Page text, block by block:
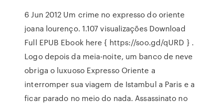
6 Jun 2012 Um crime no expresso do oriente
joana lourenço. 1.107 visualizações Download
Full EPUB Ebook here { https://soo.gd/qURD } .
Logo depois da meia-noite, um banco de neve
obriga o luxuoso Expresso Oriente a
interromper sua viagem de Istambul a Paris e a
ficar parado no meio do nada. Assassinato no